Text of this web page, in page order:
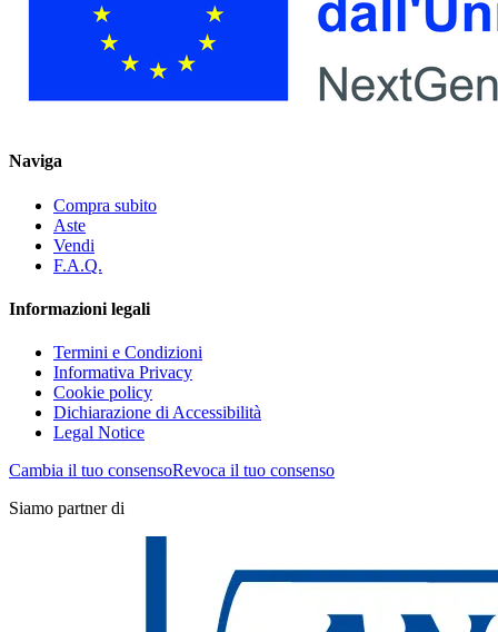
Naviga
Compra subito
Aste
Vendi
F.A.Q.
Informazioni legali
Termini e Condizioni
Informativa Privacy
Cookie policy
Dichiarazione di Accessibilità
Legal Notice
Cambia il tuo consensoRevoca il tuo consenso
Siamo partner di